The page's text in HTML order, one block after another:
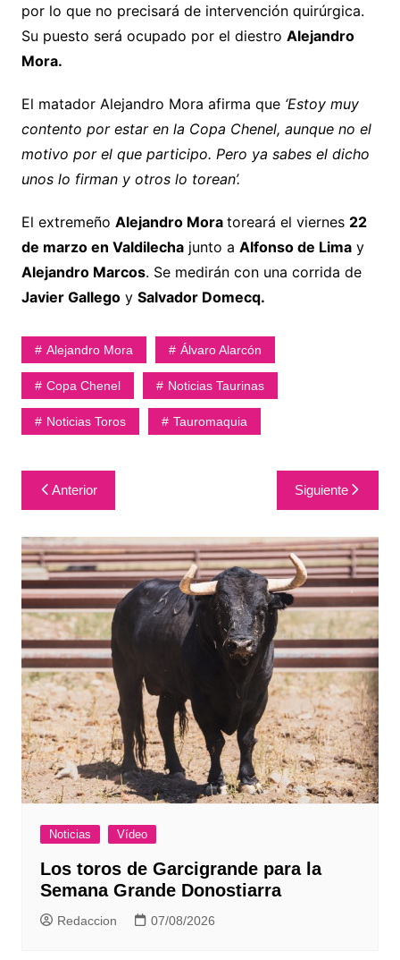
por lo que no precisará de intervención quirúrgica.
Su puesto será ocupado por el diestro Alejandro
Mora.
El matador Alejandro Mora afirma que‘Estoy muy
contento por estar en la Copa Chenel, aunque no el
motivo por el que participo. Pero ya sabes el dicho
unos lo firman y otros lo torean’.
El extremeño Alejandro Mora toreará el viernes 22
de marzo en Valdilechajunto a Alfonso de Limay
Alejandro Marcos. Se medirán con una corrida de
Javier Gallegoy Salvador Domecq.
Alejandro Mora Álvaro Alarcón
Copa Chenel Noticias Taurinas
Noticias Toros Tauromaquia
Navegación
de
entradas
Anterior Siguiente
Noticias Vídeo
Los toros de Garcigrande para la
Semana Grande Donostiarra
Redaccion 07/08/2026